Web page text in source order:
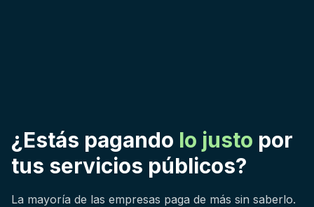
¿Estás pagando lo justo por
tus servicios públicos?
La mayoría de las empresas paga de más sin saberlo.